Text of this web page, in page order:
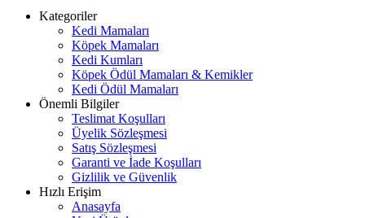
Kategoriler
Kedi Mamaları
Köpek Mamaları
Kedi Kumları
Köpek Ödül Mamaları & Kemikler
Kedi Ödül Mamaları
Önemli Bilgiler
Teslimat Koşulları
Üyelik Sözleşmesi
Satış Sözleşmesi
Garanti ve İade Koşulları
Gizlilik ve Güvenlik
Hızlı Erişim
Anasayfa